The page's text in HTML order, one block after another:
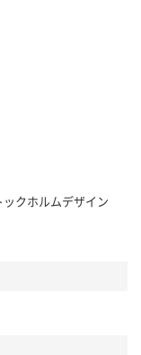
クホルムデザイン